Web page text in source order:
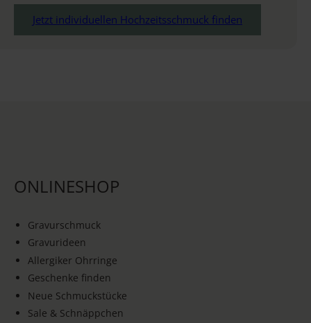
Jetzt individuellen Hochzeitsschmuck finden
ONLINESHOP
Gravurschmuck
Gravurideen
Allergiker Ohrringe
Geschenke finden
Neue Schmuckstücke
Sale & Schnäppchen